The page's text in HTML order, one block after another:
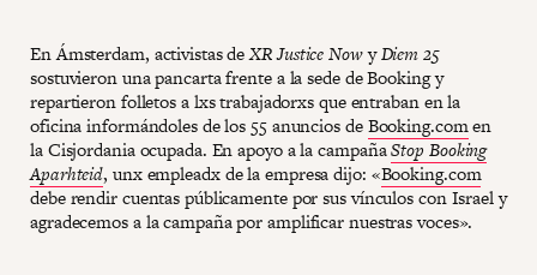
En Ámsterdam, activistas deXR Justice NowyDiem 25
sostuvieron una pancarta frente a la sede de Booking y
repartieron folletos a lxs trabajadorxs que entraban en la
oficina informándoles de los 55 anuncios deBooking.comen
la Cisjordania ocupada. En apoyo a la campañaStop Booking
Aparhteid, unx empleadx de la empresa dijo: «Booking.com
debe rendir cuentas públicamente por sus vínculos con Israel y
agradecemos a la campaña por amplificar nuestras voces».